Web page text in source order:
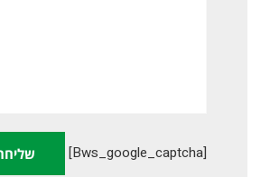
[bws_google_captcha]